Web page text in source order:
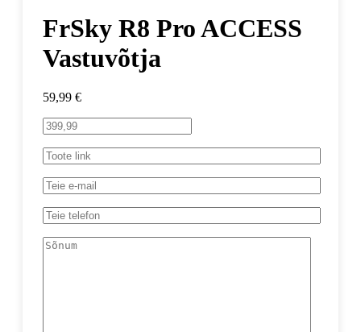
FrSky R8 Pro ACCESS
Vastuvõtja
59,99 €